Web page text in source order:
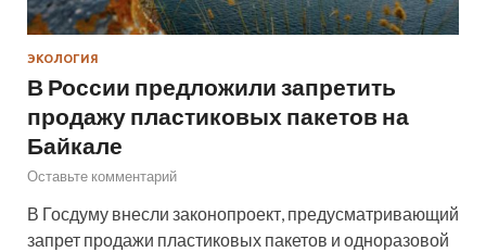
ЭКОЛОГИЯ
В России предложили запретить
продажу пластиковых пакетов на
Байкале
Оставьте комментарий
В Госдуму внесли законопроект, предусматривающий
запрет продажи пластиковых пакетов и одноразовой